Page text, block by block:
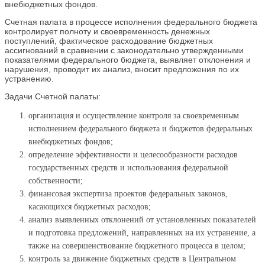
внебюджетных фондов.
Счетная палата в процессе исполнения федерального бюджета
контролирует полноту и своевременность денежных
поступлений, фактическое расходование бюджетных
ассигнований в сравнении с законодательно утвержденными
показателями федерального бюджета, выявляет отклонения и
нарушения, проводит их анализ, вносит предложения по их
устранению.
Задачи Счетной палаты:
организация и осуществление контроля за своевременным
исполнением федерального бюджета и бюджетов федеральных
внебюджетных фондов;
определение эффективности и целесообразности расходов
государственных средств и использования федеральной
собственности;
финансовая экспертиза проектов федеральных законов,
касающихся бюджетных расходов;
анализ выявленных отклонений от установленных показателей
и подготовка предложений, направленных на их устранение, а
также на совершенствование бюджетного процесса в целом;
контроль за движение бюджетных средств в Центральном